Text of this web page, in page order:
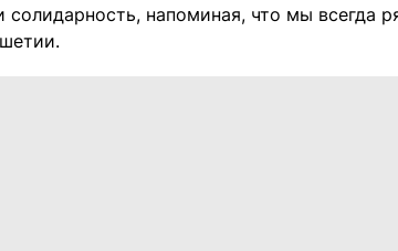
напоминая, что мы всегда